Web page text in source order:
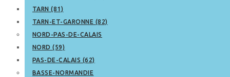
TARN (81)
TARN-ET-GARONNE (82)
NORD-PAS-DE-CALAIS
NORD (59)
PAS-DE-CALAIS (62)
BASSE-NORMANDIE